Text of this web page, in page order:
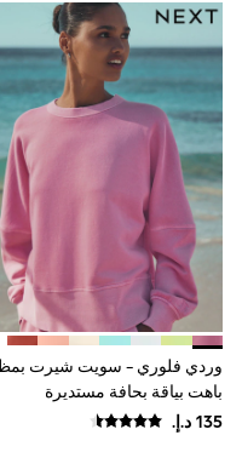
Trousers
Skirts
Shirts
Polo Shirts
Sweatshirts
Cardigans
Coats & Jackets
Socks & Tights
Multipacks
& Swimwear
Trainers & Pumps
Swimwear
Tops
Leggings
Joggers
adidas
Nike
وردي فلوري - سويت شيرت
باهت بياقة بحافة مستديرة